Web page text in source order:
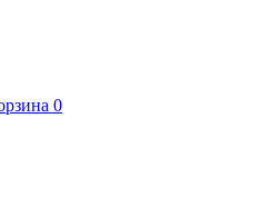
0